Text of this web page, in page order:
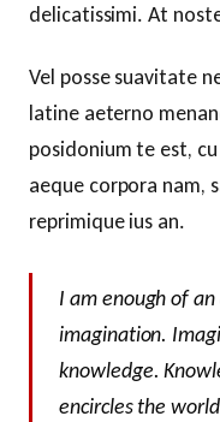
delicatissimi. At
Vel posse suavitate
latine aeterno
posidonium te est,
aeque corpora nam,
reprimique ius an.
I am enough of
imagination.
knowledge.
encircles the world